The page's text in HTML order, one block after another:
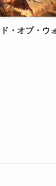
・オブ・ウ